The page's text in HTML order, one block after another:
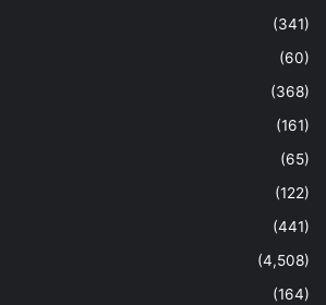
(341)
(60)
(368)
(161)
(65)
(122)
(441)
(4,508)
(164)